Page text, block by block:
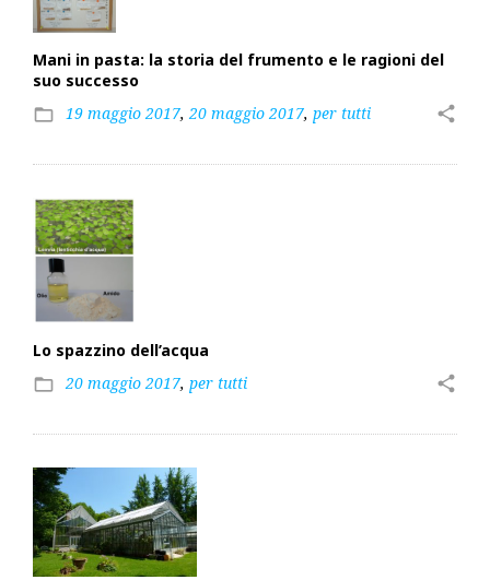
Mani in pasta: la storia del frumento e le ragioni del
suo successo
folder_open 19 maggio 2017,20 maggio 2017, per tutti share
Lo spazzino dell’acqua
folder_open 20 maggio 2017, per tutti share